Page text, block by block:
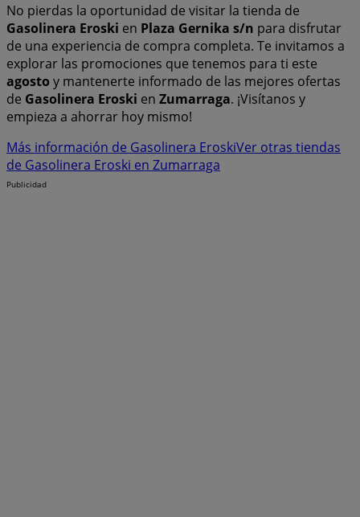
No pierdas la oportunidad de visitar la tienda de
Gasolinera Eroski en Plaza Gernika s/n para disfrutar
de una experiencia de compra completa. Te invitamos a
explorar las promociones que tenemos para ti este
agosto y mantenerte informado de las mejores ofertas
de Gasolinera Eroski en Zumarraga. ¡Visítanos y
empieza a ahorrar hoy mismo!
Más información de Gasolinera EroskiVer otras tiendas
de Gasolinera Eroski en Zumarraga
Publicidad